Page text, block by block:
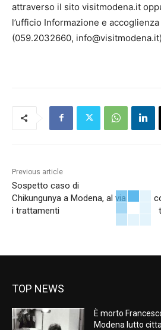
attraverso il sito visitmodena.it
l’ufficio Informazione e
(059.2032660,
Previous article
Sospetto caso di
Chikungunya a Modena, al via
i trattamenti
TOP NEWS
È morto
Modena lutto